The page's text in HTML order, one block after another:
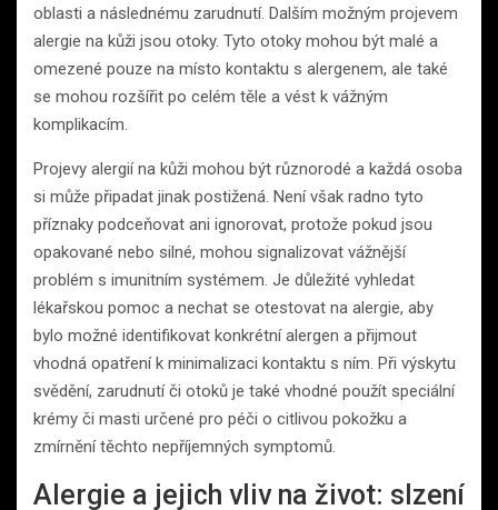
oblasti a následnému zarudnutí. Dalším možným projevem
alergie na kůži jsou otoky. Tyto otoky mohou být malé a
omezené pouze na místo kontaktu s alergenem, ale také
se mohou rozšířit po celém těle a vést k vážným
komplikacím.
Projevy alergií na kůži mohou být různorodé a každá osoba
si může připadat jinak postižená. Není však radno tyto
příznaky podceňovat ani ignorovat, protože pokud jsou
opakované nebo silné, mohou signalizovat vážnější
problém s imunitním systémem. Je důležité vyhledat
lékařskou pomoc a nechat se otestovat na alergie, aby
bylo možné identifikovat konkrétní alergen a přijmout
vhodná opatření k minimalizaci kontaktu s ním. Při výskytu
svědění, zarudnutí či otoků je také vhodné použít speciální
krémy či masti určené pro péči o citlivou pokožku a
zmírnění těchto nepříjemných symptomů.
Alergie a jejich vliv na život: slzení